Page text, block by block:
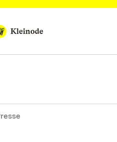
Kleinode